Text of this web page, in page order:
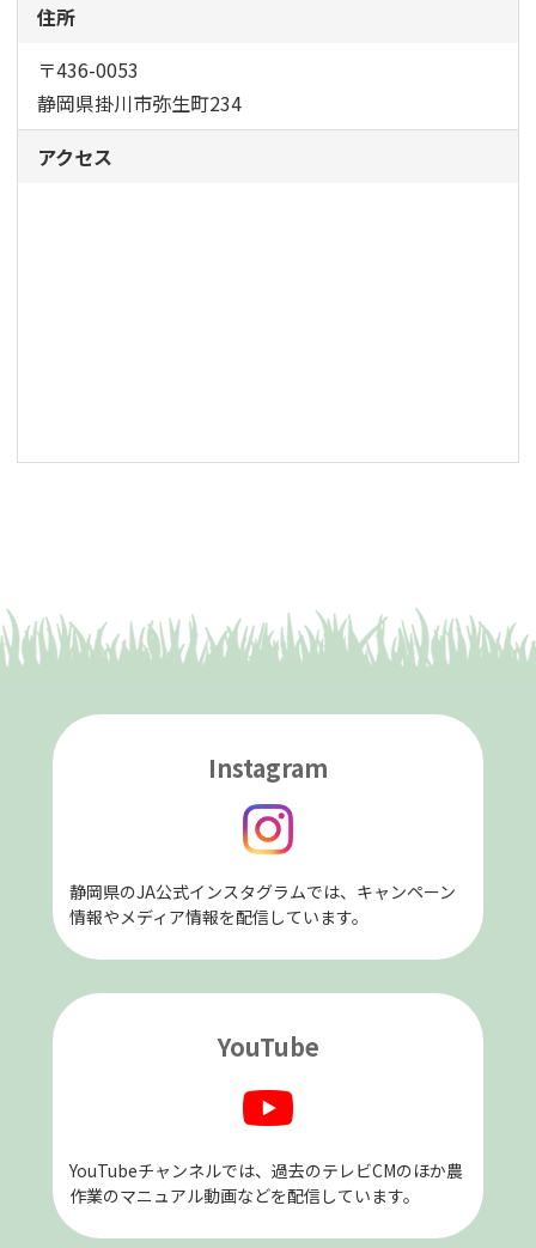
住所
〒436-0053
静岡県掛川市弥生町234
アクセス
Instagram
静岡県のJA公式インスタグラムでは、キャンペーン
情報やメディア情報を配信しています。
YouTube
YouTubeチャンネルでは、過去のテレビCMのほか農
作業のマニュアル動画などを配信しています。